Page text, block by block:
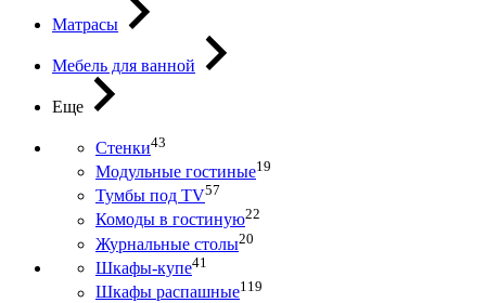
Матрасы
Мебель для ванной
Еще
Стенки43
Модульные гостиные19
Тумбы под ТV57
Комоды в гостиную22
Журнальные столы20
Шкафы-купе41
Шкафы распашные119